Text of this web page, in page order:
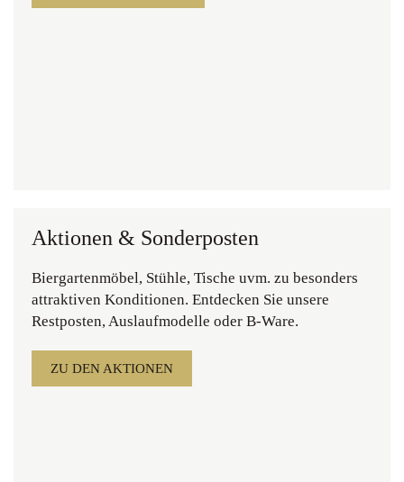
Aktionen & Sonderposten
Biergartenmöbel, Stühle, Tische uvm. zu besonders
attraktiven Konditionen. Entdecken Sie unsere
Restposten, Auslaufmodelle oder B-Ware.
ZU DEN AKTIONEN